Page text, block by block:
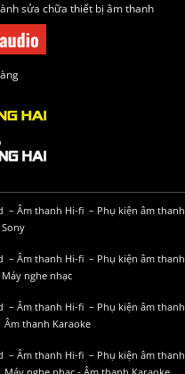
sửa chữa thiết bị âm thanh
– Âm thanh Hi-fi – Phụ kiện âm thanh
– Âm thanh Hi-fi – Phụ kiện âm thanh
Máy nghe nhạc
– Âm thanh Hi-fi – Phụ kiện âm thanh
Âm thanh Karaoke
– Âm thanh Hi-fi – Phụ kiện âm thanh